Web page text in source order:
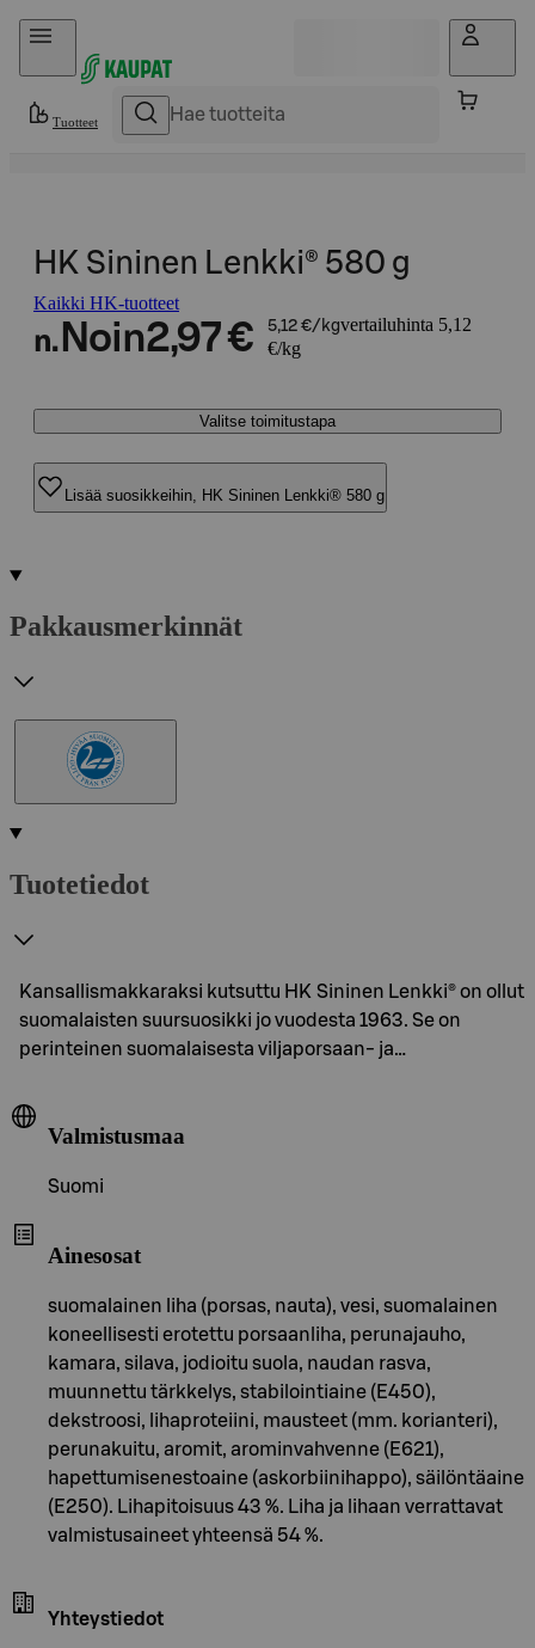
Hyppää sisältöön
Tuotteet
HK Sininen Lenkki® 580 g
Kaikki HK-tuotteet
n. Noin2,97 € 5,12 €/kgvertailuhinta 5,12
€/kg
Valitse toimitustapa
Lisää suosikkeihin, HK Sininen Lenkki® 580 g
Pakkausmerkinnät
Tuotetiedot
Kansallismakkaraksi kutsuttu HK Sininen Lenkki® on ollut
suomalaisten suursuosikki jo vuodesta 1963. Se on
perinteinen suomalaisesta viljaporsaan- ja…
Valmistusmaa
Suomi
Ainesosat
suomalainen liha (porsas, nauta), vesi, suomalainen
koneellisesti erotettu porsaanliha, perunajauho,
kamara, silava, jodioitu suola, naudan rasva,
muunnettu tärkkelys, stabilointiaine (E450),
dekstroosi, lihaproteiini, mausteet (mm. korianteri),
perunakuitu, aromit, arominvahvenne (E621),
hapettumisenestoaine (askorbiinihappo), säilöntäaine
(E250). Lihapitoisuus 43 %. Liha ja lihaan verrattavat
valmistusaineet yhteensä 54 %.
Yhteystiedot